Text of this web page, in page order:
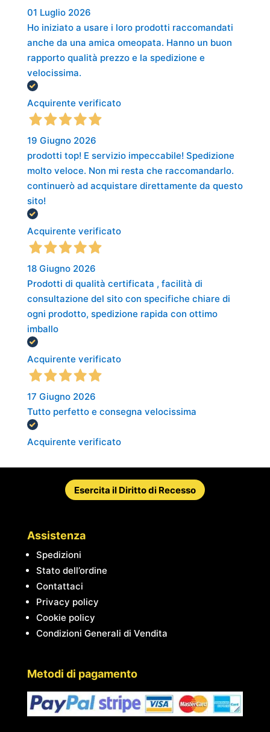
01 Luglio 2026
Ho iniziato a usare i loro prodotti raccomandati
anche da una amica omeopata. Hanno un buon
rapporto qualità prezzo e la spedizione e
velocissima.
Acquirente verificato
19 Giugno 2026
prodotti top! E servizio impeccabile! Spedizione
molto veloce. Non mi resta che raccomandarlo.
continuerò ad acquistare direttamente da questo
sito!
Acquirente verificato
18 Giugno 2026
Prodotti di qualità certificata , facilità di
consultazione del sito con specifiche chiare di
ogni prodotto, spedizione rapida con ottimo
imballo
Acquirente verificato
17 Giugno 2026
Tutto perfetto e consegna velocissima
Acquirente verificato
Esercita il Diritto di Recesso
Assistenza
Spedizioni
Stato dell’ordine
Contattaci
Privacy policy
Cookie policy
Condizioni Generali di Vendita
Metodi di pagamento